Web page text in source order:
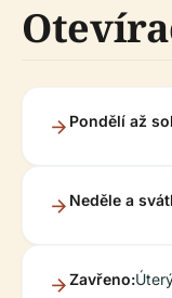
Pondělí až
Neděle a
Zavřeno: